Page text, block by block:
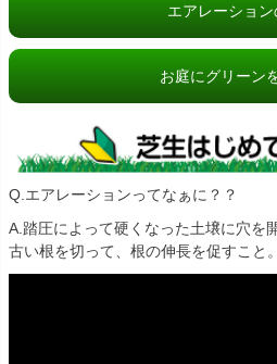
エアレーショ
お庭にグリーン
Q.エアレーションってなぁに？？
A.踏圧によって硬くなった土壌に穴を
古い根を切って、根の伸長を促すこと。